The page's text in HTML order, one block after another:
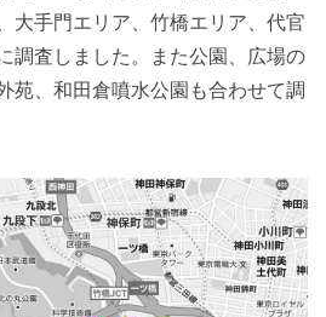
大手門エリア、竹橋エリア、代官
調査しました。また公園、広場の
苑、和田倉噴水公園も合わせて調